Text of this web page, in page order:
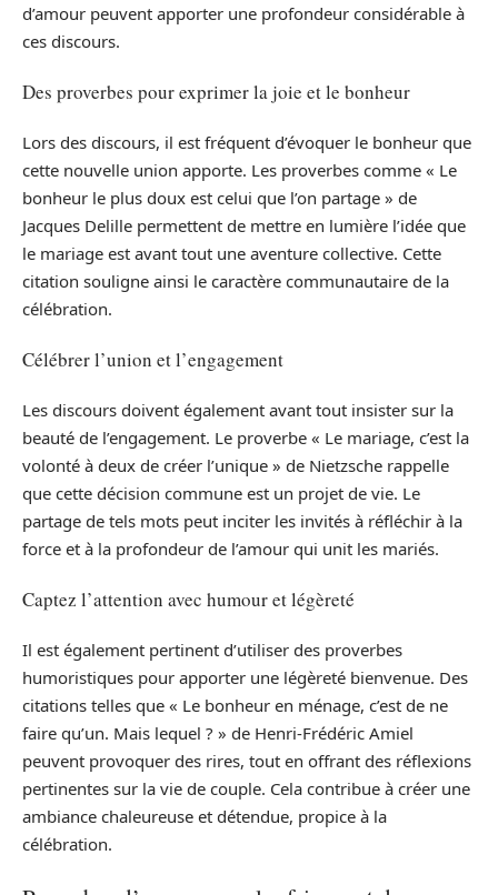
d’amour peuvent apporter une profondeur considérable à
ces discours.
Des proverbes pour exprimer la joie et le bonheur
Lors des discours, il est fréquent d’évoquer le bonheur que
cette nouvelle union apporte. Les proverbes comme « Le
bonheur le plus doux est celui que l’on partage » de
Jacques Delille permettent de mettre en lumière l’idée que
le mariage est avant tout une aventure collective. Cette
citation souligne ainsi le caractère communautaire de la
célébration.
Célébrer l’union et l’engagement
Les discours doivent également avant tout insister sur la
beauté de l’engagement. Le proverbe « Le mariage, c’est la
volonté à deux de créer l’unique » de Nietzsche rappelle
que cette décision commune est un projet de vie. Le
partage de tels mots peut inciter les invités à réfléchir à la
force et à la profondeur de l’amour qui unit les mariés.
Captez l’attention avec humour et légèreté
Il est également pertinent d’utiliser des proverbes
humoristiques pour apporter une légèreté bienvenue. Des
citations telles que « Le bonheur en ménage, c’est de ne
faire qu’un. Mais lequel ? » de Henri-Frédéric Amiel
peuvent provoquer des rires, tout en offrant des réflexions
pertinentes sur la vie de couple. Cela contribue à créer une
ambiance chaleureuse et détendue, propice à la
célébration.